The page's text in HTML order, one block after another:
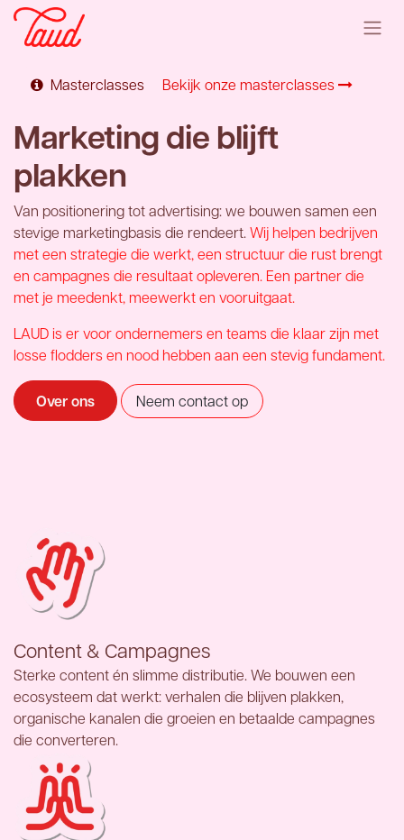
Overslaan naar inhoud
Masterclasses Bekijk onze masterclasses
Marketing die blijft
plakken
Van positionering tot advertising: we bouwen samen een
stevige marketingbasis die rendeert. Wij helpen bedrijven
met een strategie die werkt, een structuur die rust brengt
en campagnes die resultaat opleveren. Een partner die
met je meedenkt, meewerkt en vooruitgaat.
LAUD is er voor ondernemers en teams die klaar zijn met
losse flodders en nood hebben aan een stevig fundament.
Over ons Neem contact op
Content & Campagnes
Sterke content én slimme distributie. We bouwen een
ecosysteem dat werkt: verhalen die blijven plakken,
organische kanalen die groeien en betaalde campagnes
die converteren.